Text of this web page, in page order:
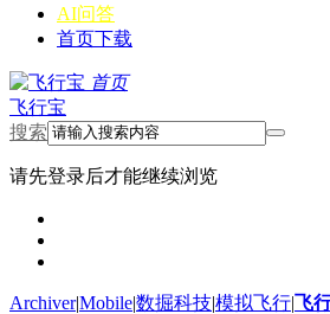
AI问答
首页下载
首页
飞行宝
搜索
请先登录后才能继续浏览
Archiver|Mobile|数掘科技|模拟飞行|飞